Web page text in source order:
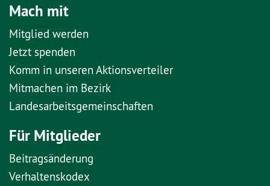
Mach mit
Mitglied werden
Jetzt spenden
Komm in unseren Aktionsverteiler
Mitmachen im Bezirk
Landesarbeitsgemeinschaften
Für Mitglieder
Beitragsänderung
Verhaltenskodex